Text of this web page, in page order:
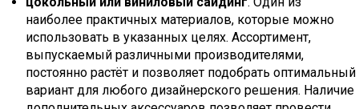
наиболее практичных материалов, которые можно
использовать в указанных целях. Ассортимент,
выпускаемый различными производителями,
постоянно растёт и позволяет подобрать оптимальный
вариант для любого дизайнерского решения. Наличие